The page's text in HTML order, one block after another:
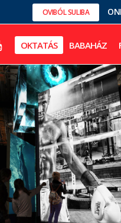
OVIBÓL SULIBA
OKTATÁS BABAHÁZ